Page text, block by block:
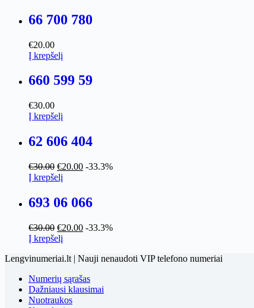
66 700 780
€20.00
Į krepšelį
660 599 59
€30.00
Į krepšelį
62 606 404
€30.00 Original
price
€30.00.
€20.00Current
€20.00.
-33.3%
Į krepšelį
693 06 066
€30.00 Original
price
€30.00.
€20.00Current
€20.00.
-33.3%
Į krepšelį
Lengvinumeriai.lt | Nauji nenaudoti VIP telefono numeriai
Numerių sąrašas
Dažniausi klausimai
Nuotraukos